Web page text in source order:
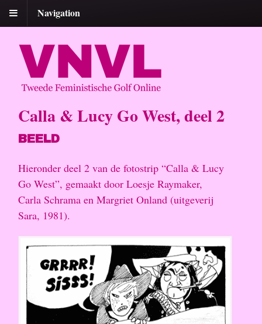
Navigation
Calla & Lucy Go West, deel 2
BEELD
Hieronder deel 2 van de fotostrip “Calla & Lucy
Go West”, gemaakt door Loesje Raymaker,
Carla Schrama en Margriet Onland (uitgeverij
Sara, 1981).